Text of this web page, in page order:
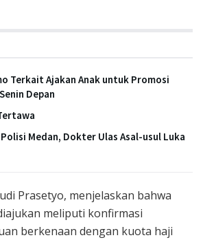
Terkait Ajakan Anak untuk Promosi
Depan
Medan, Dokter Ulas Asal-usul Luka
Prasetyo, menjelaskan bahwa
meliputi konfirmasi
berkenaan dengan kuota haji